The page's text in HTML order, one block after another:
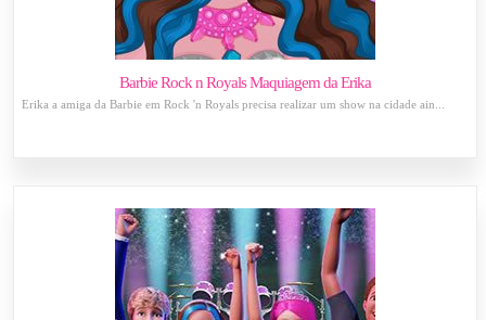
Barbie Rock n Royals Maquiagem da Erika
Erika a amiga da Barbie em Rock 'n Royals precisa realizar um show na cidade ain...